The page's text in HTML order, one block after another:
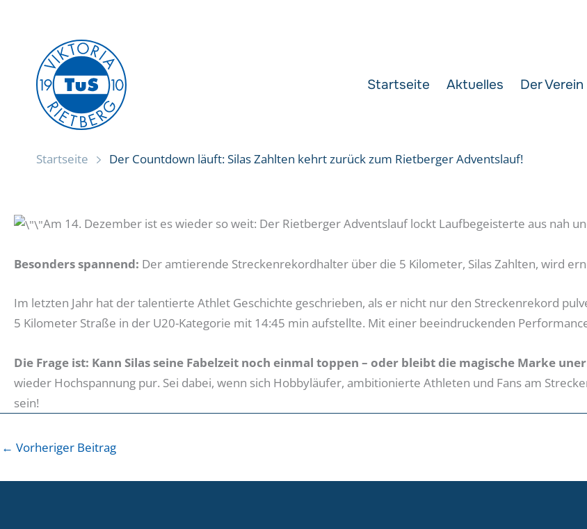
Startseite Aktuelles Der Verein
Startseite Der Countdown läuft: Silas Zahlten kehrt zurück zum Rietberger Adventslauf!
Am 14. Dezember ist es wieder so weit: Der Rietberger Adventslauf lockt Laufbegeisterte aus nah
Besonders spannend: Der amtierende Streckenrekordhalter über die 5 Kilometer, Silas Zahlten, wird
Im letzten Jahr hat der talentierte Athlet Geschichte geschrieben, als er nicht nur den Streckenrekord
5 Kilometer Straße in der U20-Kategorie mit 14:45 min aufstellte. Mit einer beeindruckenden
Die Frage ist: Kann Silas seine Fabelzeit noch einmal toppen – oder bleibt die magische Marke
wieder Hochspannung pur. Sei dabei, wenn sich Hobbyläufer, ambitionierte Athleten und Fans am
sein!
← Vorheriger Beitrag